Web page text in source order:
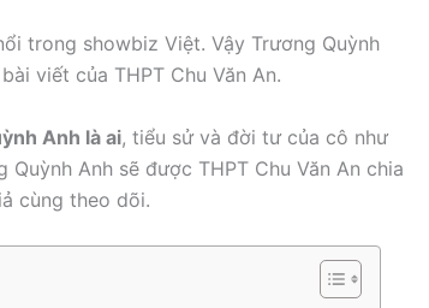
trong showbiz Việt. Vậy Trương Quỳnh
viết của THPT Chu Văn An.
Anh là ai, tiểu sử và đời tư của cô như
Anh sẽ được THPT Chu Văn An chia
cùng theo dõi.